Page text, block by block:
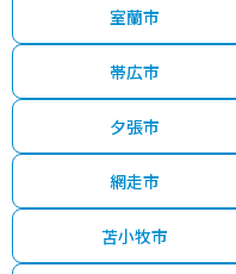
室蘭市
帯広市
夕張市
網走市
苫小牧市